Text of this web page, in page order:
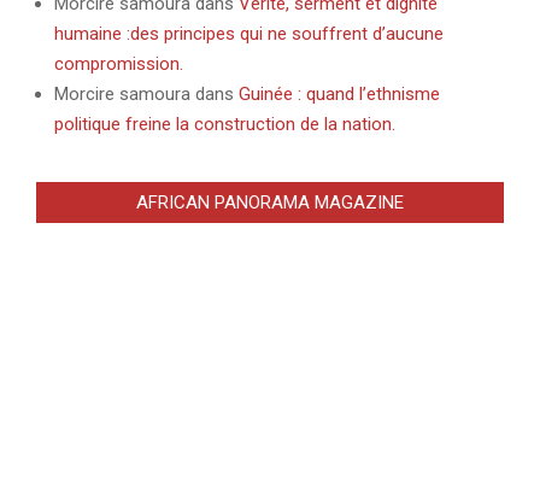
humaine :des principes qui ne souffrent d’aucune
compromission.
Morcire samoura dans Guinée : quand l’ethnisme
politique freine la construction de la nation.
AFRICAN PANORAMA MAGAZINE